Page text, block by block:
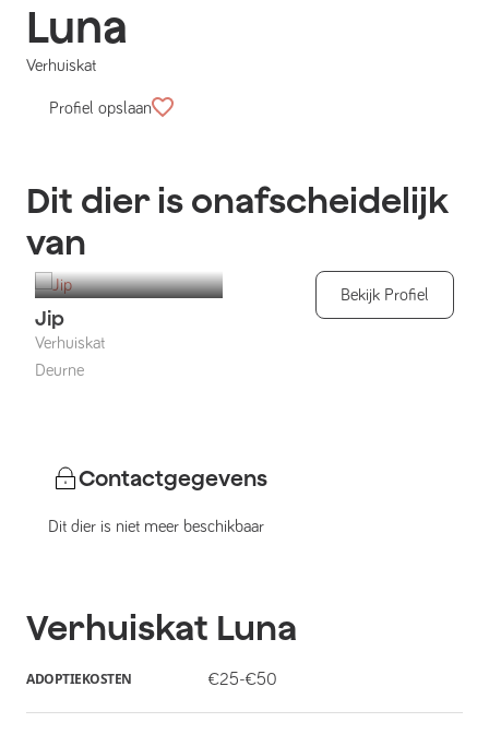
Luna
Verhuiskat
Profiel opslaan
Dit dier is onafscheidelijk
van
Jip
Verhuiskat
Deurne
Bekijk Profiel
Contactgegevens
Dit dier is niet meer beschikbaar
Verhuiskat Luna
ADOPTIEKOSTEN €25-€50